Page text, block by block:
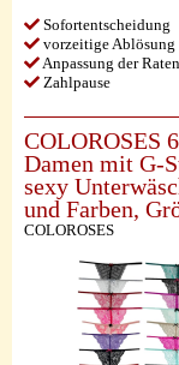
Sofortentscheidung
vorzeitige Ablösung
Anpassung der Raten
Zahlpause
COLOROSES
Damen mit G-
sexy
und Farben,
COLOROSES